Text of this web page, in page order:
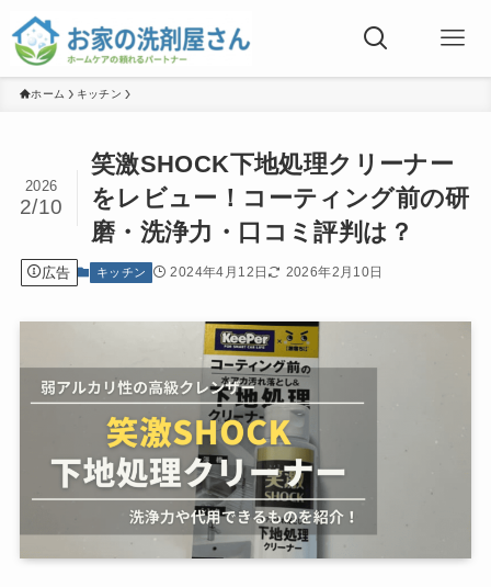
ホーム キッチン
笑激SHOCK下地処理クリーナー
をレビュー！コーティング前の研
磨・洗浄力・口コミ評判は？
2026
2/10
広告 キッチン 2024年4月12日 2026年2月10日